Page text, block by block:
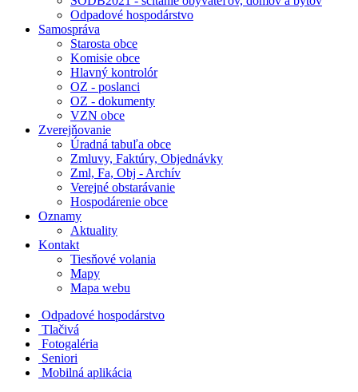
Odpadové hospodárstvo
Samospráva
Starosta obce
Komisie obce
Hlavný kontrolór
OZ - poslanci
OZ - dokumenty
VZN obce
Zverejňovanie
Úradná tabuľa obce
Zmluvy, Faktúry, Objednávky
Zml, Fa, Obj - Archív
Verejné obstarávanie
Hospodárenie obce
Oznamy
Aktuality
Kontakt
Tiesňové volania
Mapy
Mapa webu
Odpadové hospodárstvo
Tlačivá
Fotogaléria
Seniori
Mobilná aplikácia